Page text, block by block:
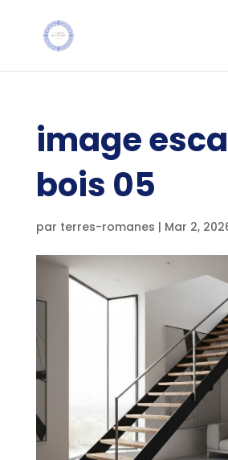
image
bois 05
par terres-romanes | Mar 2,